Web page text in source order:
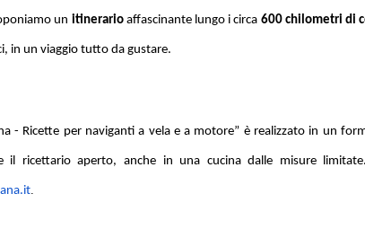
un itinerarioaffascinante lungo i circa 600 chilometri di
in un viaggio tutto da gustare.
- Ricette per naviganti a vela e a motore” è realizzato in un
il ricettario aperto, anche in una cucina dalle misure
.